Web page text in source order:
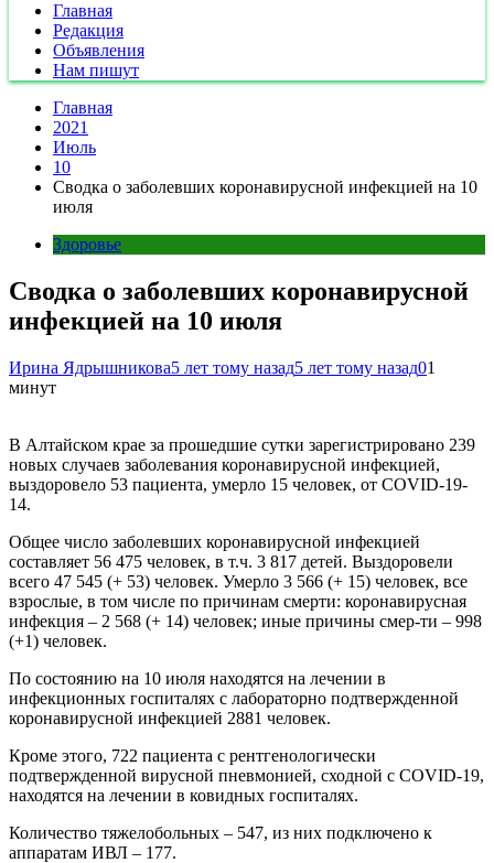
Главная
Редакция
Объявления
Нам пишут
Главная
2021
Июль
10
Сводка о заболевших коронавирусной инфекцией на 10
июля
Здоровье
Сводка о заболевших коронавирусной
инфекцией на 10 июля
Ирина Ядрышникова5 лет тому назад5 лет тому назад01
минут
В Алтайском крае за прошедшие сутки зарегистрировано 239
новых случаев заболевания коронавирусной инфекцией,
выздоровело 53 пациента, умерло 15 человек, от COVID-19-
14.
Общее число заболевших коронавирусной инфекцией
составляет 56 475 человек, в т.ч. 3 817 детей. Выздоровели
всего 47 545 (+ 53) человек. Умерло 3 566 (+ 15) человек, все
взрослые, в том числе по причинам смерти: коронавирусная
инфекция – 2 568 (+ 14) человек; иные причины смер-ти – 998
(+1) человек.
По состоянию на 10 июля находятся на лечении в
инфекционных госпиталях с лабораторно подтвержденной
коронавирусной инфекцией 2881 человек.
Кроме этого, 722 пациента с рентгенологически
подтвержденной вирусной пневмонией, сходной с COVID-19,
находятся на лечении в ковидных госпиталях.
Количество тяжелобольных – 547, из них подключено к
аппаратам ИВЛ – 177.